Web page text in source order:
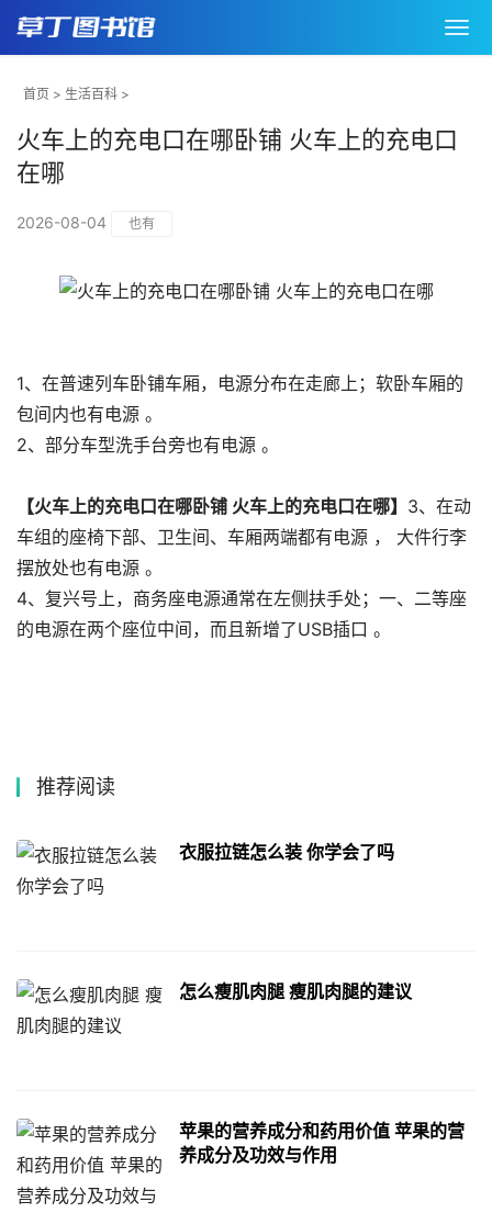
首页 > 生活百科 >
火车上的充电口在哪卧铺 火车上的充电口
在哪
2026-08-04 也有
1、在普速列车卧铺车厢，电源分布在走廊上；软卧车厢的
包间内也有电源 。
2、部分车型洗手台旁也有电源 。
【火车上的充电口在哪卧铺 火车上的充电口在哪】 3、在动
车组的座椅下部、卫生间、车厢两端都有电源 ， 大件行李
摆放处也有电源 。
4、复兴号上，商务座电源通常在左侧扶手处；一、二等座
的电源在两个座位中间，而且新增了USB插口 。
推荐阅读
衣服拉链怎么装 你学会了吗
怎么瘦肌肉腿 瘦肌肉腿的建议
苹果的营养成分和药用价值 苹果的营
养成分及功效与作用